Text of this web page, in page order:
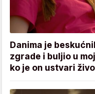
Danima je
zgrade i buljio u
ko je on ustvari